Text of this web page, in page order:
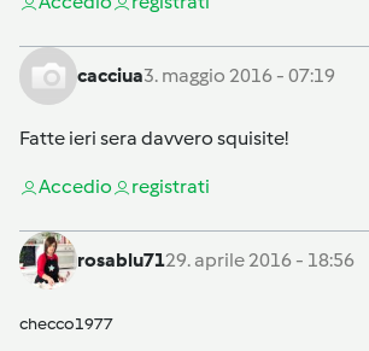
cacciua3. maggio 2016 - 07:19
Fatte ieri sera davvero squisite!
Accedio registrati
rosablu7129. aprile 2016 - 18:56
checco1977